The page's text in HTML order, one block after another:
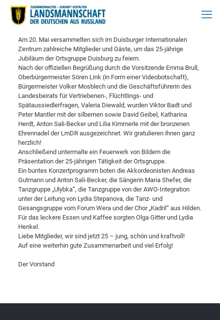
Am 20. Mai versammelten sich im Duisburger Internationalen
Zentrum zahlreiche Mitglieder und Gäste, um das 25-jährige
Jubiläum der Ortsgruppe Duisburg zu feiern.
Nach der offiziellen Begrüßung durch die Vorsitzende Emma Brull,
Oberbürgermeister Sören Link (in Form einer Videobotschaft),
Bürgermeister Volker Mosblech und die Geschäftsführerin des
Landesbeirats für Vertriebenen-, Flüchtlings- und
Spätaussiedlerfragen, Valeria Diewald, wurden Viktor Badt und
Peter Mantler mit der silbernen sowie David Geibel, Katharina
Herdt, Anton Sali-Becker und Lilia Kimmerle mit der bronzenen
Ehrennadel der LmDR ausgezeichnet. Wir gratulieren ihnen ganz
herzlich!
Anschließend untermalte ein Feuerwerk von Bildern die
Präsentation der 25-jährigen Tätigkeit der Ortsgruppe.
Ein buntes Konzertprogramm boten die Akkordeonisten Andreas
Gutmann und Anton Sali-Becker, die Sängerin Maria Shefer, die
Tanzgruppe „Ulybka“, die Tanzgruppe von der AWO-Integration
unter der Leitung von Lydia Stepanova, die Tanz- und
Gesangsgruppe vom Forum Wera und der Chor „Kadril“ aus Hilden.
Für das leckere Essen und Kaffee sorgten Olga Gitter und Lydia
Henkel.
Liebe Mitglieder, wir sind jetzt 25 – jung, schön und kraftvoll!
Auf eine weiterhin gute Zusammenarbeit und viel Erfolg!
Der Vorstand